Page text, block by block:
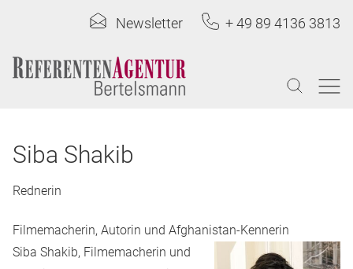
Newsletter + 49 89 4136 3813
Siba Shakib
Rednerin
Filmemacherin, Autorin und Afghanistan-Kennerin
Siba Shakib, Filmemacherin und